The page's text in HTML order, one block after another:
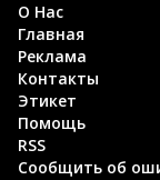
О Нас
Главная
Реклама
Контакты
Этикет
Помощь
RSS
Сообщить об